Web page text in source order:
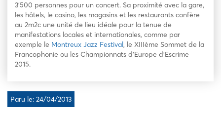
3’500 personnes pour un concert. Sa proximité avec la gare,
les hôtels, le casino, les magasins et les restaurants confère
au 2m2c une unité de lieu idéale pour la tenue de
manifestations locales et internationales, comme par
exemple le Montreux Jazz Festival, le XIIIème Sommet de la
Francophonie ou les Championnats d’Europe d’Escrime
2015.
Paru le: 24/04/2013